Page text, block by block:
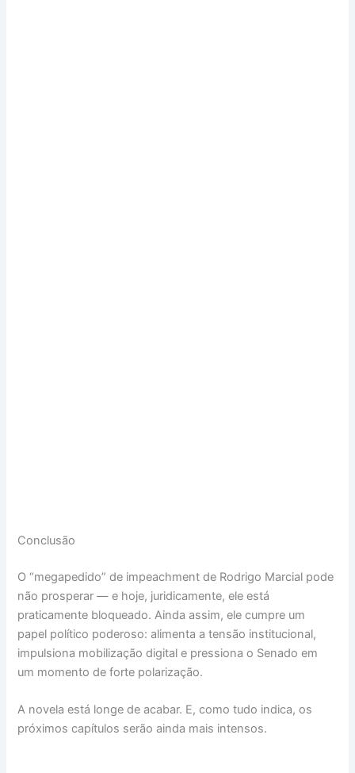
Conclusão
O “megapedido” de impeachment de Rodrigo Marcial pode
não prosperar — e hoje, juridicamente, ele está
praticamente bloqueado. Ainda assim, ele cumpre um
papel político poderoso: alimenta a tensão institucional,
impulsiona mobilização digital e pressiona o Senado em
um momento de forte polarização.
A novela está longe de acabar. E, como tudo indica, os
próximos capítulos serão ainda mais intensos.